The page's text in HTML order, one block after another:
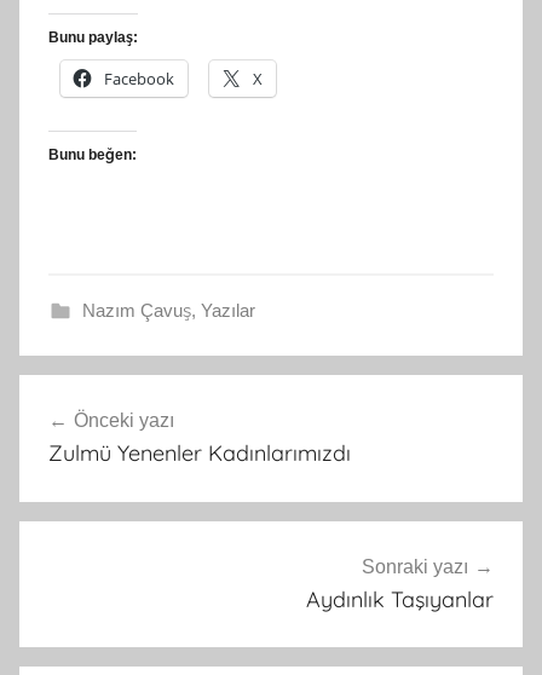
Bunu paylaş:
Facebook X
Bunu beğen:
Nazım Çavuş, Yazılar
gezinmesi
Önceki yazı
Zulmü Yenenler Kadınlarımızdı
Sonraki yazı
Aydınlık Taşıyanlar